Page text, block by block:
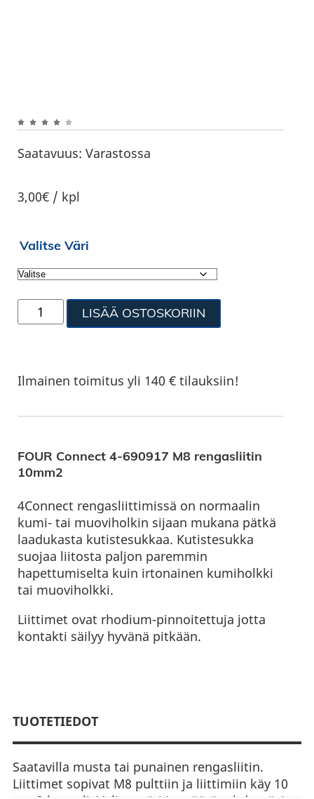
Saatavuus: Varastossa
3,00€ / kpl
Valitse Väri
LISÄÄ OSTOSKORIIN
Ilmainen toimitus yli 140 € tilauksiin!
FOUR Connect 4-690917 M8 rengasliitin
10mm2
4Connect rengasliittimissä on normaalin
kumi- tai muoviholkin sijaan mukana pätkä
laadukasta kutistesukkaa. Kutistesukka
suojaa liitosta paljon paremmin
hapettumiselta kuin irtonainen kumiholkki
tai muoviholkki.
Liittimet ovat rhodium-pinnoitettuja jotta
kontakti säilyy hyvänä pitkään.
TUOTETIEDOT
Saatavilla musta tai punainen rengasliitin.
Liittimet sopivat M8 pulttiin ja liittimiin käy 10